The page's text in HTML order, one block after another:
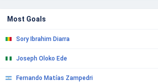
Most Goals
Sory Ibrahim Diarra
Joseph Oloko Ede
Fernando Matías Zampedri